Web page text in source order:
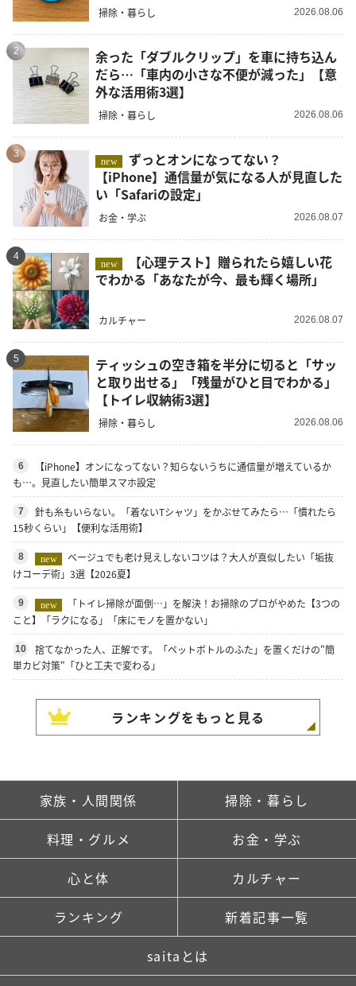
掃除・暮らし 2026.08.06
2
余った「ダブルクリップ」を車に持ち込ん
だら…「車内の小さな不便が減った」【意
外な活用術3選】
掃除・暮らし 2026.08.06
3
new
【iPhone】通信量が気になる人が見直した
い「Safariの設定」
お金・学ぶ 2026.08.07
4
new
でわかる「あなたが今、最も輝く場所」
カルチャー 2026.08.07
5
ティッシュの空き箱を半分に切ると「サッ
と取り出せる」「残量がひと目でわかる」
【トイレ収納術3選】
掃除・暮らし 2026.08.06
6
【iPhone】オンになってない？知らないうちに通信量が増えているか
も…。見直したい簡単スマホ設定
7
針も糸もいらない。「着ないTシャツ」をかぶせてみたら…「慣れたら
15秒くらい」【便利な活用術】
8 new
ベージュでも老け見えしないコツは？大人が真似したい「垢抜
けコーデ術」3選【2026夏】
9 new
「トイレ掃除が面倒…」を解決！お掃除のプロがやめた【3つの
こと】「ラクになる」「床にモノを置かない」
10
捨てなかった人、正解です。「ペットボトルのふた」を置くだけの"簡
単カビ対策"「ひと工夫で変わる」
ランキングをもっと見る
家族・人間関係 掃除・暮らし
料理・グルメ お金・学ぶ
心と体 カルチャー
ランキング 新着記事一覧
saitaとは